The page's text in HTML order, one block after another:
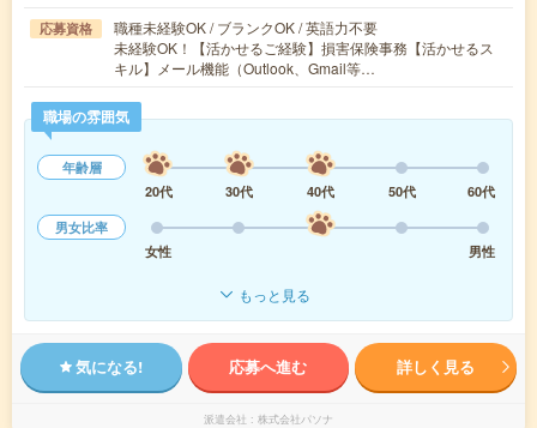
応募資格
職種未経験OK / ブランクOK / 英語力不要
未経験OK！【活かせるご経験】損害保険事務【活かせるス
キル】メール機能（Outlook、Gmail等…
職場の雰囲気
年齢層
20代
30代 40代 50代
60代
男女比率
女性
男性
もっと見る
気になる! 応募へ進む 詳しく見る
派遣会社 株式会社パソナ